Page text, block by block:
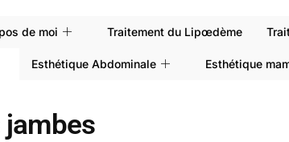
de moi Traitement du Lipœdème
Esthétique Abdominale Esthétique